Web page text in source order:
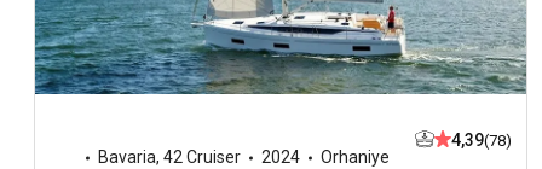
Bavaria, 42 Cruiser 2024 Orhaniye
4,39(78)